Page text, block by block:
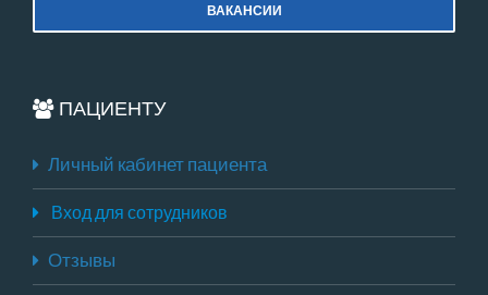
ВАКАНСИИ
ПАЦИЕНТУ
Личный кабинет пациента
Вход для сотрудников
Отзывы